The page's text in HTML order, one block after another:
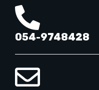
054-9748428